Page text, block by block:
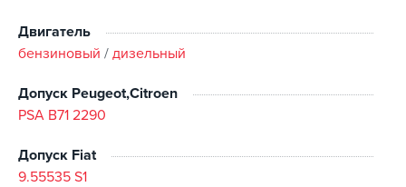
Благодаря своим моющим и диспергирующим
свойствам, моторное масло TOTAL QUARTZ INEO ECS
обслуживанию и эксплуатации автомобилей концерна
PSA.
Одобрения производителей:
Двигатель
бензиновый / дизельный
Допуск Peugeot,Citroen
PSA B71 2290
Допуск Fiat
9.55535 S1